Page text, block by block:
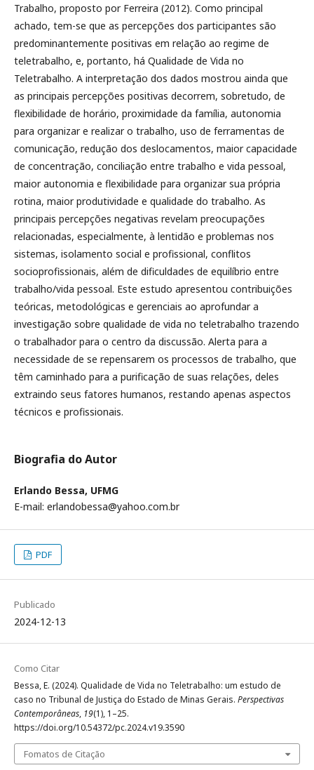
Trabalho, proposto por Ferreira (2012). Como principal
achado, tem-se que as percepções dos participantes são
predominantemente positivas em relação ao regime de
teletrabalho, e, portanto, há Qualidade de Vida no
Teletrabalho. A interpretação dos dados mostrou ainda que
as principais percepções positivas decorrem, sobretudo, de
flexibilidade de horário, proximidade da família, autonomia
para organizar e realizar o trabalho, uso de ferramentas de
comunicação, redução dos deslocamentos, maior capacidade
de concentração, conciliação entre trabalho e vida pessoal,
maior autonomia e flexibilidade para organizar sua própria
rotina, maior produtividade e qualidade do trabalho. As
principais percepções negativas revelam preocupações
relacionadas, especialmente, à lentidão e problemas nos
sistemas, isolamento social e profissional, conflitos
socioprofissionais, além de dificuldades de equilíbrio entre
trabalho/vida pessoal. Este estudo apresentou contribuições
teóricas, metodológicas e gerenciais ao aprofundar a
investigação sobre qualidade de vida no teletrabalho trazendo
o trabalhador para o centro da discussão. Alerta para a
necessidade de se repensarem os processos de trabalho, que
têm caminhado para a purificação de suas relações, deles
extraindo seus fatores humanos, restando apenas aspectos
técnicos e profissionais.
Biografia do Autor
Erlando Bessa, UFMG
E-mail: erlandobessa@yahoo.com.br
PDF
Publicado
2024-12-13
Como Citar
Bessa, E. (2024). Qualidade de Vida no Teletrabalho: um estudo de
caso no Tribunal de Justiça do Estado de Minas Gerais. Perspectivas
Contemporâneas, 19(1), 1–25.
https://doi.org/10.54372/pc.2024.v19.3590
Fomatos de Citação